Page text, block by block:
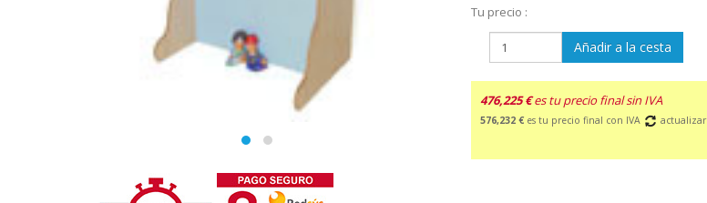
Tu precio :
Añadir a la cesta
476,225 € es tu precio final sin IVA
576,232 € es tu precio final con IVA actualizar